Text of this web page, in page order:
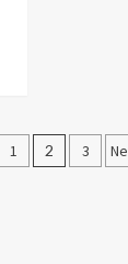
1 2 3